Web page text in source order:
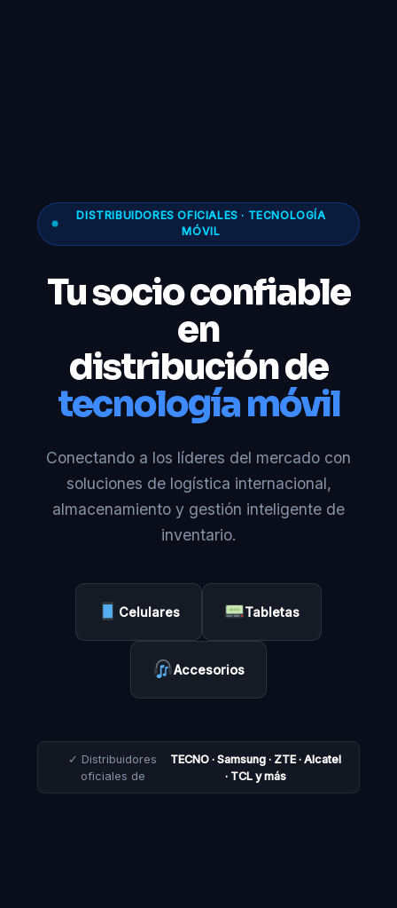
DISTRIBUIDORES OFICIALES · TECNOLOGÍA
MÓVIL
Tu socio confiable
en
distribución de
tecnología móvil
Conectando a los líderes del mercado con
soluciones de logística internacional,
almacenamiento y gestión inteligente de
inventario.
Celulares Tabletas
Accesorios
✓ Distribuidores
oficiales de
TECNO · Samsung · ZTE · Alcatel
· TCL y más